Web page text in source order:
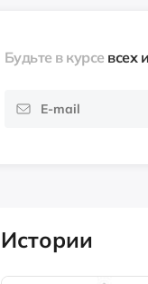
Будьте в курсе всех
Истории